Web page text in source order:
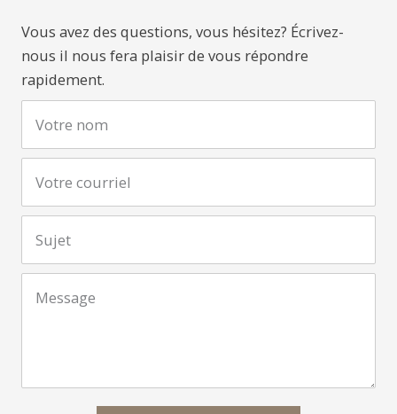
Vous avez des questions, vous hésitez? Écrivez-
nous il nous fera plaisir de vous répondre
rapidement.